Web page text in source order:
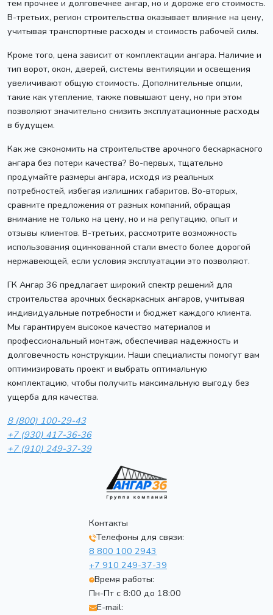
тем прочнее и долговечнее ангар, но и дороже его стоимость.
В-третьих, регион строительства оказывает влияние на цену,
учитывая транспортные расходы и стоимость рабочей силы.
Кроме того, цена зависит от комплектации ангара. Наличие и
тип ворот, окон, дверей, системы вентиляции и освещения
увеличивают общую стоимость. Дополнительные опции,
такие как утепление, также повышают цену, но при этом
позволяют значительно снизить эксплуатационные расходы
в будущем.
Как же сэкономить на строительстве арочного бескаркасного
ангара без потери качества? Во-первых, тщательно
продумайте размеры ангара, исходя из реальных
потребностей, избегая излишних габаритов. Во-вторых,
сравните предложения от разных компаний, обращая
внимание не только на цену, но и на репутацию, опыт и
отзывы клиентов. В-третьих, рассмотрите возможность
использования оцинкованной стали вместо более дорогой
нержавеющей, если условия эксплуатации это позволяют.
ГК Ангар 36 предлагает широкий спектр решений для
строительства арочных бескаркасных ангаров, учитывая
индивидуальные потребности и бюджет каждого клиента.
Мы гарантируем высокое качество материалов и
профессиональный монтаж, обеспечивая надежность и
долговечность конструкции. Наши специалисты помогут вам
оптимизировать проект и выбрать оптимальную
комплектацию, чтобы получить максимальную выгоду без
ущерба для качества.
8 (800) 100-29-43
+7 (930) 417-36-36
+7 (910) 249-37-39
Контакты
Телефоны для связи:
8 800 100 2943
+7 910 249-37-39
Время работы:
Пн-Пт с 8:00 до 18:00
E-mail: